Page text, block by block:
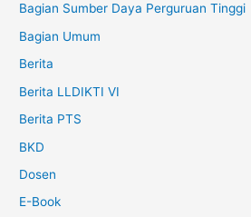
Bagian Sumber Daya Perguruan Tinggi
Bagian Umum
Berita
Berita LLDIKTI VI
Berita PTS
BKD
Dosen
E-Book